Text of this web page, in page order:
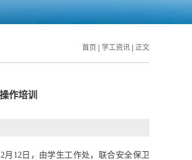
首页 学工资讯 | 正文
作培训
月 12日，由学生工作处，联合安全保卫